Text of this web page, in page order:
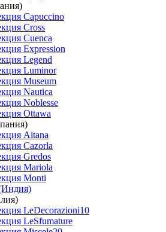
Capuccino
Cross
Cuenca
Expression
Legend
Luminor
Museum
Nautica
Noblesse
Ottawa
Aitana
Cazorla
Gredos
Mariola
Monti
LeDecorazioni10
LeSfumature